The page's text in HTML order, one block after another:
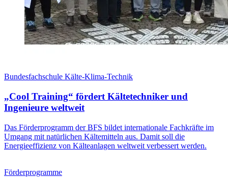
Bundesfachschule Kälte-Klima-Technik
„Cool Training“ fördert Kältetechniker und
Ingenieure weltweit
Das Förderprogramm der BFS bildet internationale Fachkräfte im
Umgang mit natürlichen Kältemitteln aus. Damit soll die
Energieeffizienz von Kälteanlagen weltweit verbessert werden.
Förderprogramme